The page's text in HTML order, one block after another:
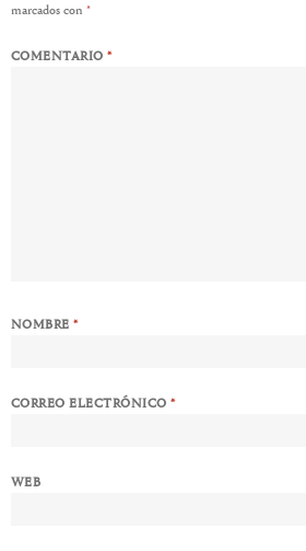
marcados con *
COMENTARIO*
NOMBRE*
CORREO ELECTRÓNICO*
WEB